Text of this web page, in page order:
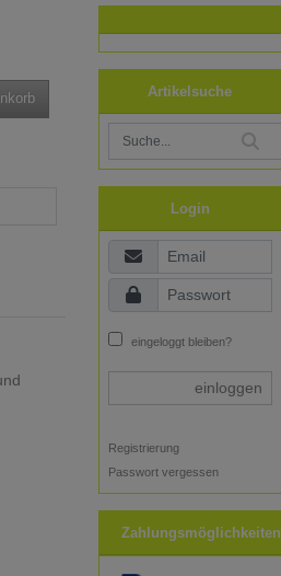
Artikelsuche
Login
eingeloggt bleiben?
einloggen
Registrierung
Passwort vergessen
Zahlungsmöglichkeiten